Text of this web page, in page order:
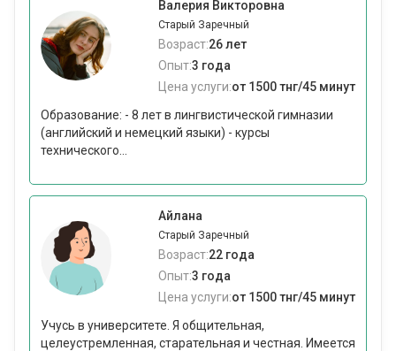
Валерия Викторовна
Старый Заречный
Возраст:26 лет
Опыт:3 года
Цена услуги:от 1500 тнг/45 минут
Образование: - 8 лет в лингвистической гимназии
(английский и немецкий языки) - курсы
технического...
Айлана
Старый Заречный
Возраст:22 года
Опыт:3 года
Цена услуги:от 1500 тнг/45 минут
Учусь в университете. Я общительная,
целеустремленная, старательная и честная. Имеется